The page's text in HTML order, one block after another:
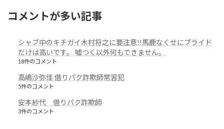
コメントが多い記事
シャブ中のキチガイ木村将之に要注意!!馬鹿なくせにプライド
だけは高いです。 嘘つく以外何もできません。
18件のコメント
高嶋沙弥佳 借りパク詐欺師常習犯
5件のコメント
安本紗代 借りパク詐欺師
3件のコメント